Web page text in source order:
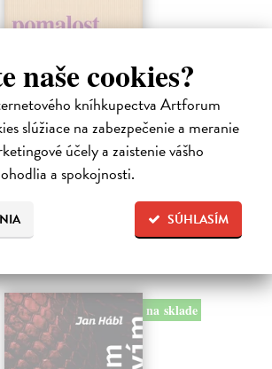
naše cookies?
kníhkupectva Artforum
slúžiace na zabezpečenie a meranie
účely a zaistenie vášho
a spokojnosti.
SÚHLASÍM
první ze čtyř románů Milana Kundery
vychází v českém překladu Anny
Kunderových románů v českém jazyce se
na sklade